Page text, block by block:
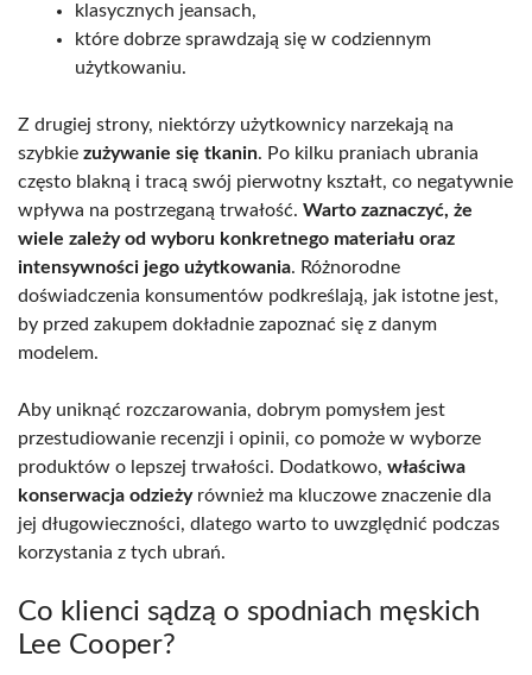
klasycznych jeansach,
które dobrze sprawdzają się w codziennym
użytkowaniu.
Z drugiej strony, niektórzy użytkownicy narzekają na
szybkie zużywanie się tkanin. Po kilku praniach ubrania
często blakną i tracą swój pierwotny kształt, co negatywnie
wpływa na postrzeganą trwałość. Warto zaznaczyć, że
wiele zależy od wyboru konkretnego materiału oraz
intensywności jego użytkowania. Różnorodne
doświadczenia konsumentów podkreślają, jak istotne jest,
by przed zakupem dokładnie zapoznać się z danym
modelem.
Aby uniknąć rozczarowania, dobrym pomysłem jest
przestudiowanie recenzji i opinii, co pomoże w wyborze
produktów o lepszej trwałości. Dodatkowo, właściwa
konserwacja odzieżyrównież ma kluczowe znaczenie dla
jej długowieczności, dlatego warto to uwzględnić podczas
korzystania z tych ubrań.
Co klienci sądzą o spodniach męskich
Lee Cooper?